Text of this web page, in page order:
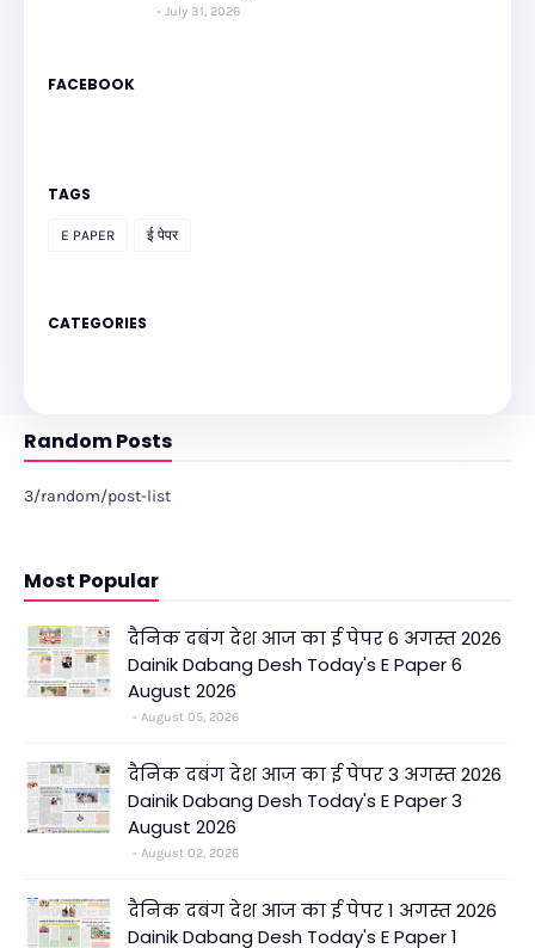
July 31, 2026
FACEBOOK
TAGS
E PAPER ई पेपर
CATEGORIES
Random Posts
3/random/post-list
Most Popular
दैनिक दबंग देश आज का ई पेपर 6 अगस्त 2026
Dainik Dabang Desh Today's E Paper 6
August 2026
August 05, 2026
दैनिक दबंग देश आज का ई पेपर 3 अगस्त 2026
Dainik Dabang Desh Today's E Paper 3
August 2026
August 02, 2026
दैनिक दबंग देश आज का ई पेपर 1 अगस्त 2026
Dainik Dabang Desh Today's E Paper 1